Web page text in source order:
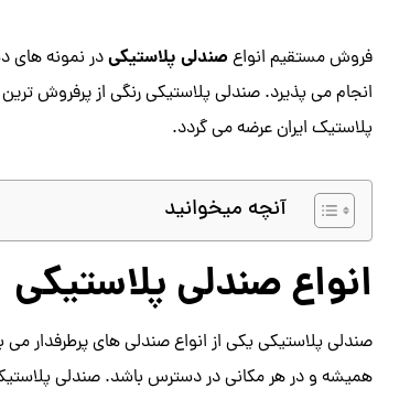
فروش مستقیم انواع صندلی پلاستیکیدر نمونه های
انجام می پذیرد. صندلی پلاستیکی رنگی از پرفروش
پلاستیک ایران عرضه می گردد.
آنچه میخوانید
انواع صندلی پلاستیکی
صندلی پلاستیکی یکی از انواع صندلی های پرطرفدار
همیشه و در هر مکانی در دسترس باشد. صندلی